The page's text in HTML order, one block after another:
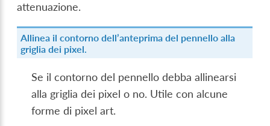
attenuazione.
Allinea il contorno dell’anteprima del pennello alla
griglia dei pixel.
Se il contorno del pennello debba allinearsi
alla griglia dei pixel o no. Utile con alcune
forme di pixel art.